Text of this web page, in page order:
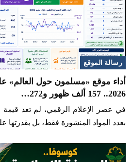
رسالة الموقع
أداء موقع «مسلمون حول العالم»
2026.. 157 ألف ظهور و272…
في عصر الإعلام الرقمي، لم تعد قيمة
بعدد المواد المنشورة فقط، بل